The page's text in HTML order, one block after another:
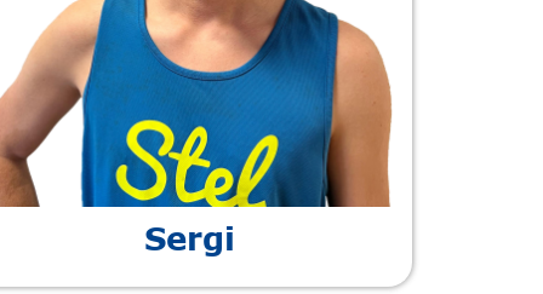
Sergi